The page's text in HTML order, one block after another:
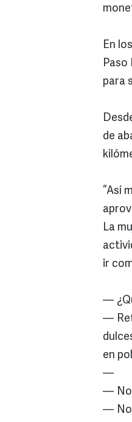
En
Paso
para
de
“Así
La
ir
—
—
en
—
— No
— No.